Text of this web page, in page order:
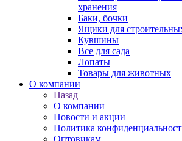
хранения
Баки, бочки
Ящики для
Кувшины
Все для сада
Лопаты
Товары для животных
О компании
Назад
О компании
Новости и акции
Политика
Оптовикам